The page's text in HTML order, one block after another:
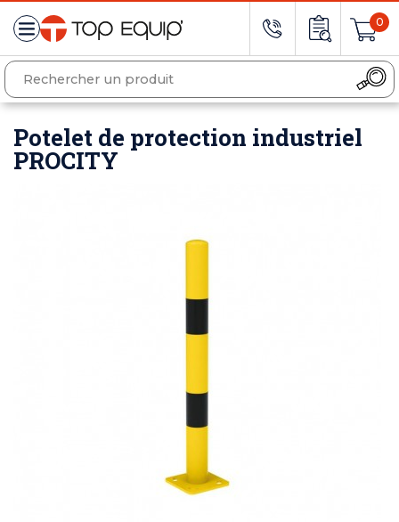
0
Potelet de protection industriel
PROCITY